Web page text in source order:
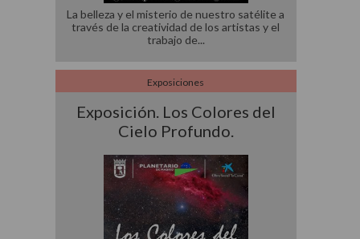
La belleza y el misterio de nuestro satélite a
través de la creatividad de los artistas y el
trabajo de
Exposición. Los Colores del
Cielo Profundo.
Exposiciones